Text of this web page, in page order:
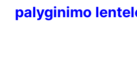
palyginimo